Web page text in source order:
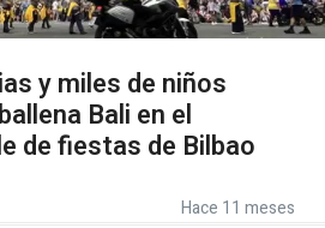
y miles de niños
Bali en el
de fiestas de Bilbao
Hace 11 meses